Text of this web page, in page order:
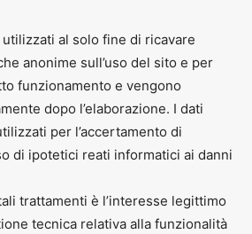
al solo fine di ricavare
anonime sull’uso del sito e per
funzionamento e vengono
dopo l’elaborazione. I dati
per l’accertamento di
di ipotetici reati informatici ai danni
trattamenti è l’interesse legittimo
tecnica relativa alla funzionalità